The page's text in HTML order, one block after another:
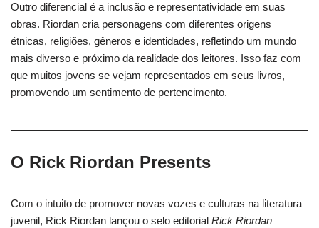
Outro diferencial é a inclusão e representatividade em suas
obras. Riordan cria personagens com diferentes origens
étnicas, religiões, gêneros e identidades, refletindo um mundo
mais diverso e próximo da realidade dos leitores. Isso faz com
que muitos jovens se vejam representados em seus livros,
promovendo um sentimento de pertencimento.
O Rick Riordan Presents
Com o intuito de promover novas vozes e culturas na literatura
juvenil, Rick Riordan lançou o selo editorial Rick Riordan